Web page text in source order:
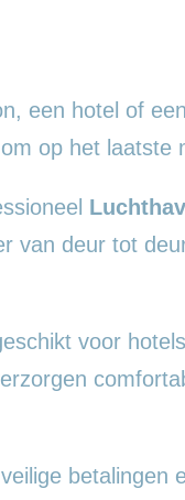
een hotel of
op het laatste
van deur tot
voor